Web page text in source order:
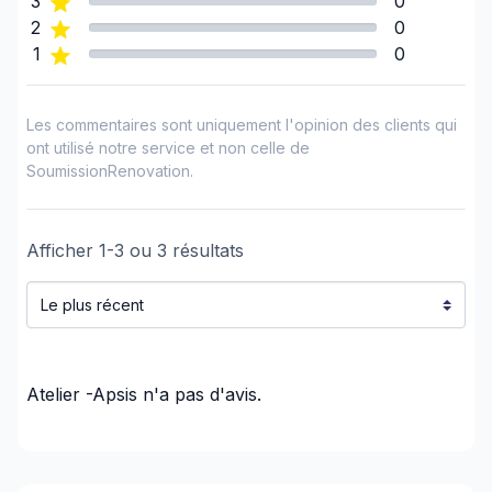
Côte Nord (Sept-Rivières)
Delta
Dufferin County
Estrie (Coaticook)
Estrie (Le Granit)
Estrie (Le Haut-Saint-François)
Estrie (Le Val-Saint-François)
Estrie (Sherbrooke)
Frontenac County
Gaspésie–Îles-de-la-Madeleine (Bonaventure)
2
0
1
0
Les commentaires sont uniquement l'opinion des clients qui
ont utilisé notre service et non celle de
SoumissionRenovation.
Afficher 1-3 ou 3 résultats
Atelier -Apsis n'a pas d'avis.